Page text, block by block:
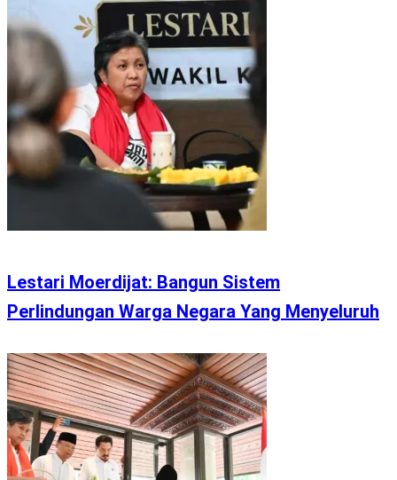
Lestari Moerdijat: Bangun Sistem
Perlindungan Warga Negara Yang Menyeluruh